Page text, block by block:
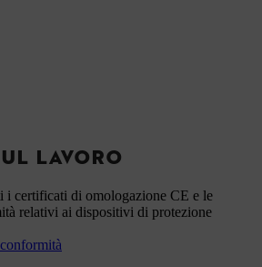
LAVORO
i certificati di omologazione CE e le
relativi ai dispositivi di protezione